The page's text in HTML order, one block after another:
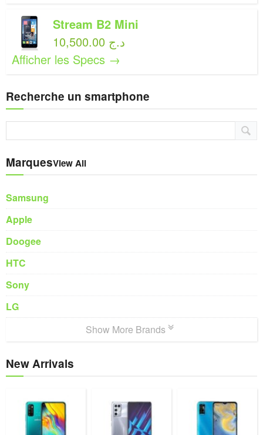
Stream B2 Mini
10,500.00 د.ج
Afficher les Specs →
Recherche un smartphone
MarquesView All
Samsung
Apple
Doogee
HTC
Sony
LG
Show More Brands
New Arrivals